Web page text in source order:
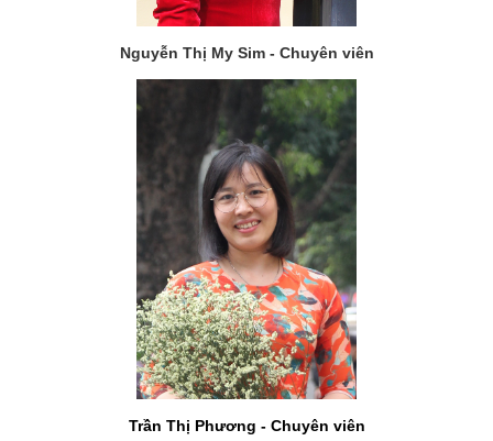
Nguyễn Thị My Sim - Chuyên viên
Trần Thị Phương - Chuyên viên